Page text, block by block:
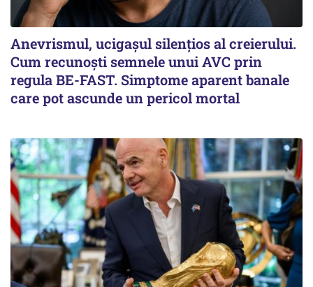
Anevrismul, ucigașul silențios al creierului.
Cum recunoști semnele unui AVC prin
regula BE-FAST. Simptome aparent banale
care pot ascunde un pericol mortal